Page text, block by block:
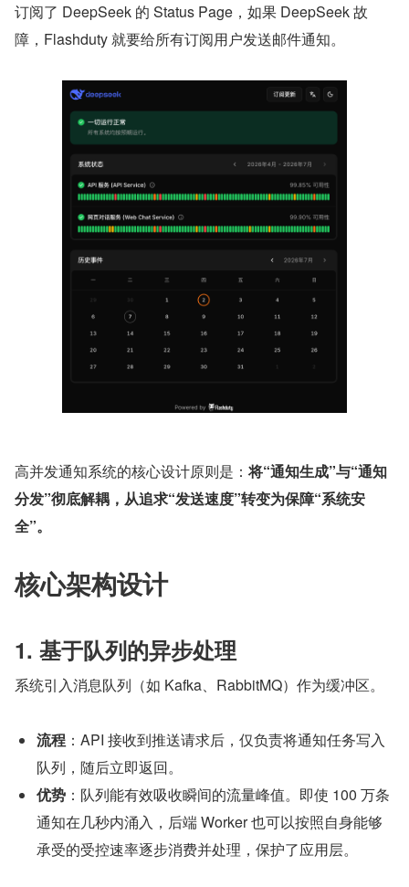
订阅了 DeepSeek 的 Status Page，如果 DeepSeek 故
障，Flashduty 就要给所有订阅用户发送邮件通知。
高并发通知系统的核心设计原则是：将“通知生成”与“通知
分发”彻底解耦，从追求“发送速度”转变为保障“系统安
全”。
核心架构设计
1. 基于队列的异步处理
系统引入消息队列（如 Kafka、RabbitMQ）作为缓冲区。
流程 ：API 接收到推送请求后，仅负责将通知任务写入
队列，随后立即返回。
优势 ：队列能有效吸收瞬间的流量峰值。即使 100 万条
通知在几秒内涌入，后端 Worker 也可以按照自身能够
承受的受控速率逐步消费并处理，保护了应用层。